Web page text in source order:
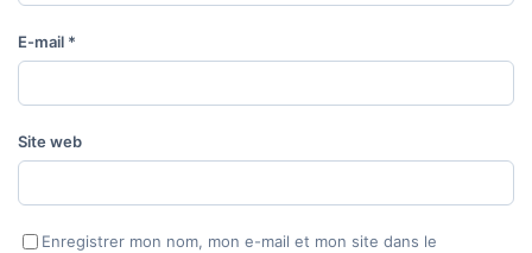
E-mail *
Site web
Enregistrer mon nom, mon e-mail et mon site dans le